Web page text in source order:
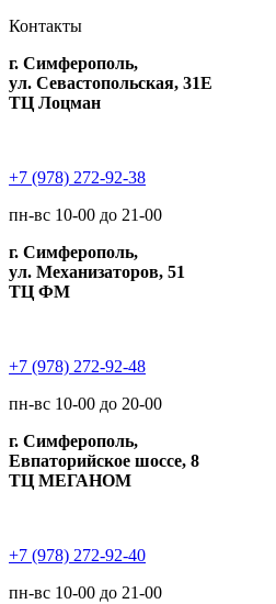
Контакты
г. Симферополь,
ул. Севастопольская, 31Е
ТЦ Лоцман
+7 (978) 272-92-38
пн-вс 10-00 до 21-00
г. Симферополь,
ул. Механизаторов, 51
ТЦ ФМ
+7 (978) 272-92-48
пн-вс 10-00 до 20-00
г. Симферополь,
Евпаторийское шоссе, 8
ТЦ МЕГАНОМ
+7 (978) 272-92-40
пн-вс 10-00 до 21-00